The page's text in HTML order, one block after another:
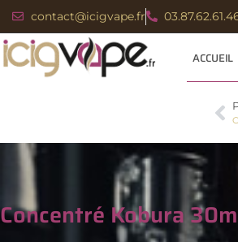
contact@icigvape.fr
ACCUEIL
Concentré Kobura